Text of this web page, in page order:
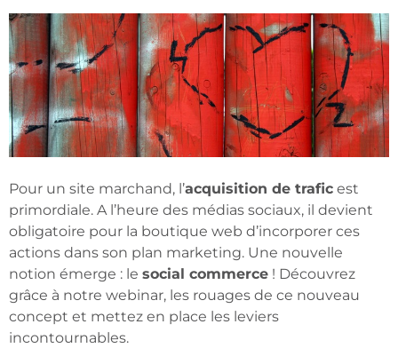
Pour un site marchand, l’acquisition de trafic est
primordiale. A l’heure des médias sociaux, il devient
obligatoire pour la boutique web d’incorporer ces
actions dans son plan marketing. Une nouvelle
notion émerge : le social commerce ! Découvrez
grâce à notre webinar, les rouages de ce nouveau
concept et mettez en place les leviers
incontournables.